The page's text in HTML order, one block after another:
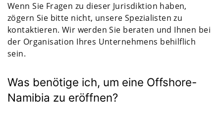
Wenn Sie Fragen zu dieser Jurisdiktion haben,
zögern Sie bitte nicht, unsere Spezialisten zu
kontaktieren. Wir werden Sie beraten und Ihnen bei
der Organisation Ihres Unternehmens behilflich
sein.
Was benötige ich, um eine Offshore-
Namibia zu eröffnen?